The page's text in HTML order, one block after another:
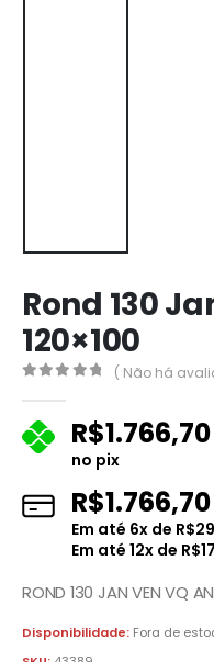
Rond 130
120×100
( Não há
R$1.766,70
no pix
R$1.766,70
Em até 6x de R$
Em até 12x de R$
ROND 130 JAN VEN VQ
Disponibilidade: Fora de